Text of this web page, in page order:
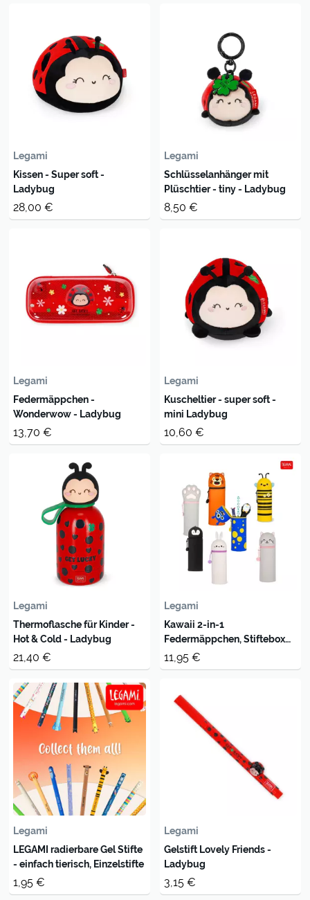
Legami
Kissen - Super soft -
Ladybug
28,00 €
Legami
Schlüsselanhänger mit
Plüschtier - tiny - Ladybug
8,50 €
Legami
Federmäppchen -
Wonderwow - Ladybug
13,70 €
Legami
Kuscheltier - super soft -
mini Ladybug
10,60 €
Legami
Thermoflasche für Kinder -
Hot & Cold - Ladybug
21,40 €
Legami
Kawaii 2-in-1
Federmäppchen, Stiftebox
von Legami
11,95 €
Legami
LEGAMI radierbare Gel Stifte
- einfach tierisch, Einzelstifte
1,95 €
Legami
Gelstift Lovely Friends -
Ladybug
3,15 €